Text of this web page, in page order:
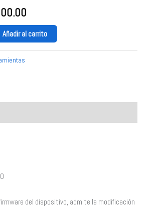
Añadir al carrito
del dispositivo, admite la modificación